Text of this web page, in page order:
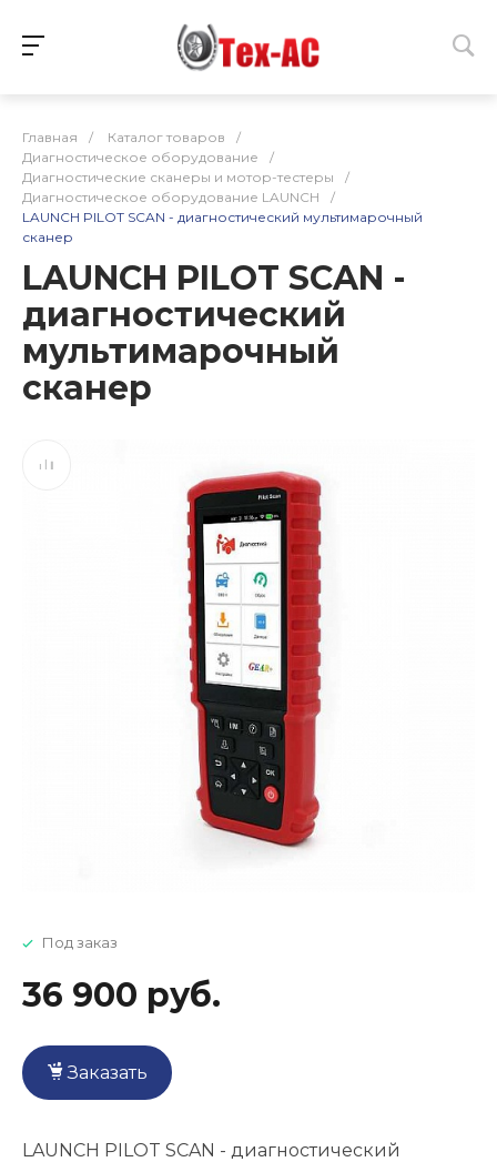
Главная / Каталог товаров
/
Диагностическое оборудование
/
Диагностические сканеры и мотор-тестеры
/
Диагностическое оборудование LAUNCH
/
LAUNCH PILOT SCAN - диагностический мультимарочный
сканер
LAUNCH PILOT SCAN -
диагностический
мультимарочный
сканер
Под заказ
36 900 руб.
Заказать
LAUNCH PILOT SCAN - диагностический